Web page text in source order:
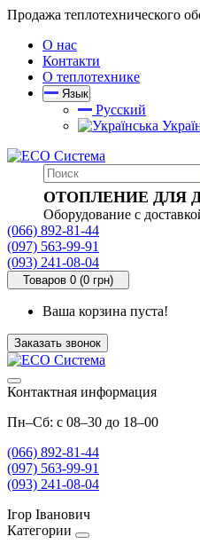
Продажа теплотехнического
О нас
Контакти
О теплотехнике
Язык
Русский
ОТОПЛЕНИЕ ДЛЯ
Оборудование с
(066) 892-81-44
(097) 563-99-91
(093) 241-08-04
Товаров 0 (0 грн)
Ваша корзина пуста!
Заказать звонок
Контактная информация
Пн–Сб: с 08–30 до 18–00
(066) 892-81-44
(097) 563-99-91
(093) 241-08-04
Ігор Іванович
Категории